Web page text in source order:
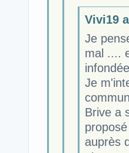
Vivi19
Je
mal ....
Je
Brive a
auprès